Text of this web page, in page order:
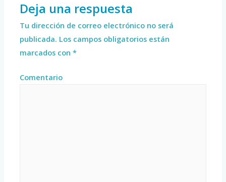
Deja una respuesta
Tu dirección de correo electrónico no será
publicada. Los campos obligatorios están
marcados con*
Comentario